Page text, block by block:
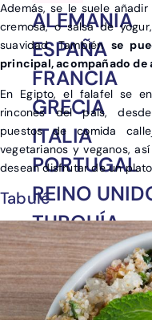
ALEMANIA
ESPAÑA
FRANCIA
GRECIA
ITALIA
PORTUGAL
REINO
TURQUÍA
OTROS
EUROPA
Albania
Además, se le suele
cremosa, o salsa de
suavidad. También se
principal, acompañado de
En Egipto, el falafel se
rincones del país,
puestos de comida
vegetarianos y veganos,
desean disfrutar de un
Tabulé